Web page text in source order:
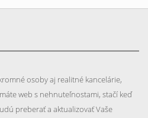
osoby aj realitné kancelárie,
web s nehnuteľnostami, stačí keď
preberať a aktualizovať Vaše